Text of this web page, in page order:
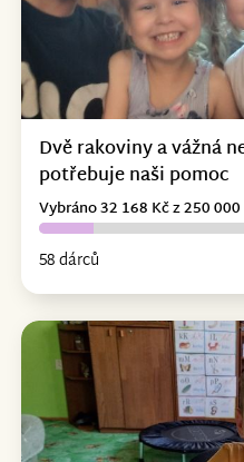
Dvě rakoviny a vážná
potřebuje naši pomoc
58 dárců
Vybráno 32 168 Kč z 250